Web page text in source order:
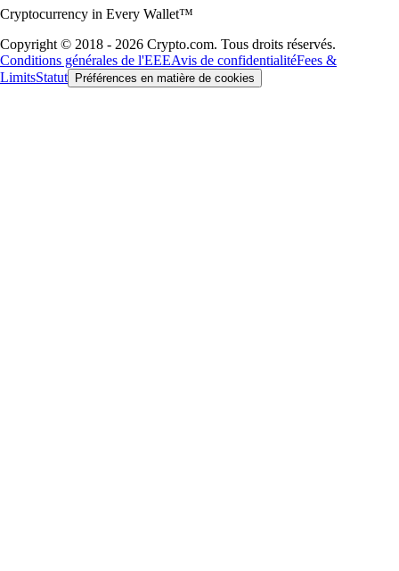
Cryptocurrency in Every Wallet™
Copyright © 2018 - 2026 Crypto.com. Tous droits réservés.
Conditions générales de l'EEEAvis de confidentialitéFees &
LimitsStatut Préférences en matière de cookies